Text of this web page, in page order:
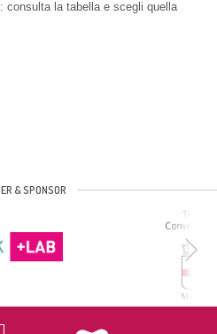
consulta la tabella e scegli quella
& SPONSOR